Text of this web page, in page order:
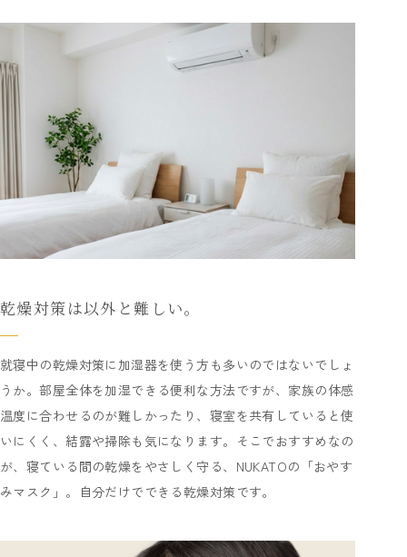
乾燥対策は以外と難しい。
就寝中の乾燥対策に加湿器を使う方も多いのではないでしょ
うか。部屋全体を加湿できる便利な方法ですが、家族の体感
温度に合わせるのが難しかったり、寝室を共有していると使
いにくく、結露や掃除も気になります。そこでおすすめなの
が、寝ている間の乾燥をやさしく守る、NUKATOの「おやす
みマスク」。自分だけでできる乾燥対策です。